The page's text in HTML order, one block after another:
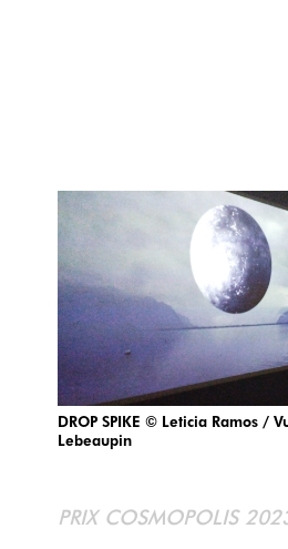
DROP SPIKE © Leticia Ramos /
Lebeaupin
PRIX COSMOPOLIS